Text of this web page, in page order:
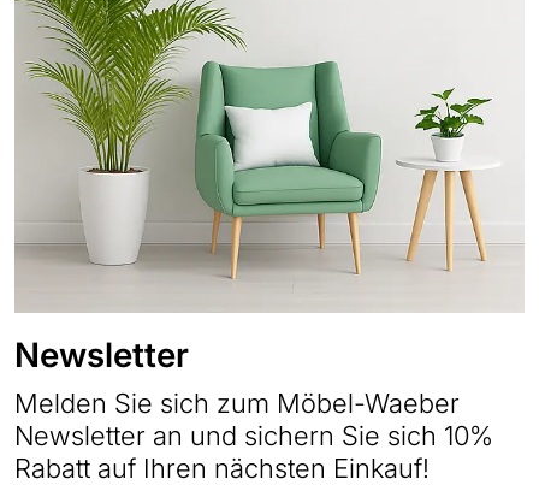
Newsletter
Melden Sie sich zum Möbel-Waeber
Newsletter an und sichern Sie sich 10%
Rabatt auf Ihren nächsten Einkauf!